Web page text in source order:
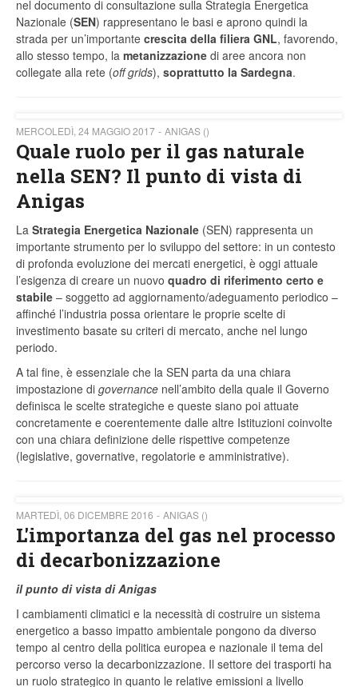
nel documento di consultazione sulla Strategia Energetica
Nazionale (SEN) rappresentano le basi e aprono quindi la
strada per un’importante crescita della filiera GNL, favorendo,
allo stesso tempo, la metanizzazione di aree ancora non
collegate alla rete (off grids), soprattutto la Sardegna.
MERCOLEDÌ, 24 MAGGIO 2017 ANIGAS ()
Quale ruolo per il gas naturale
nella SEN? Il punto di vista di
Anigas
La Strategia Energetica Nazionale (SEN) rappresenta un
importante strumento per lo sviluppo del settore: in un contesto
di profonda evoluzione dei mercati energetici, è oggi attuale
l’esigenza di creare un nuovo quadro di riferimento certo e
stabile – soggetto ad aggiornamento/adeguamento periodico –
affinché l’industria possa orientare le proprie scelte di
investimento basate su criteri di mercato, anche nel lungo
periodo.
A tal fine, è essenziale che la SEN parta da una chiara
impostazione di governance nell’ambito della quale il Governo
definisca le scelte strategiche e queste siano poi attuate
concretamente e coerentemente dalle altre Istituzioni coinvolte
con una chiara definizione delle rispettive competenze
(legislative, governative, regolatorie e amministrative).
MARTEDÌ, 06 DICEMBRE 2016 ANIGAS ()
L'importanza del gas nel processo
di decarbonizzazione
il punto di vista di Anigas
I cambiamenti climatici e la necessità di costruire un sistema
energetico a basso impatto ambientale pongono da diverso
tempo al centro della politica europea e nazionale il tema del
percorso verso la decarbonizzazione. Il settore dei trasporti ha
un ruolo strategico in quanto le relative emissioni a livello